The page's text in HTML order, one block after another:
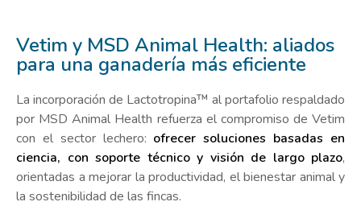
Vetim y MSD Animal Health: aliados
para una ganadería más eficiente
La incorporación de Lactotropina™ al portafolio respaldado
por MSD Animal Health refuerza el compromiso de Vetim
con el sector lechero: ofrecer soluciones basadas en
ciencia, con soporte técnico y visión de largo plazo,
orientadas a mejorar la productividad, el bienestar animal y
la sostenibilidad de las fincas.